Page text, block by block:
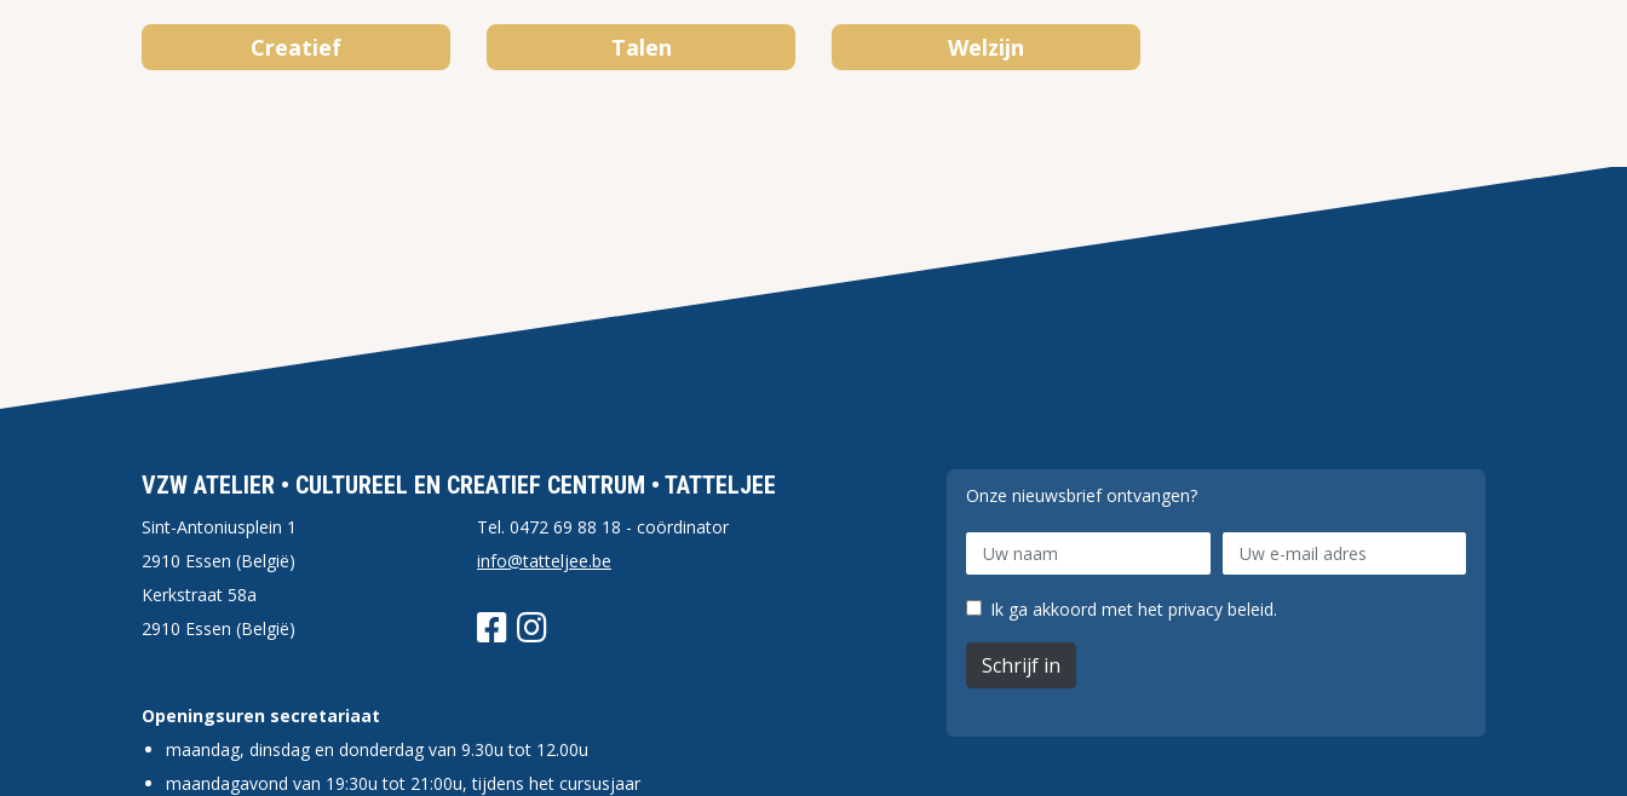
Creatief Talen Welzijn
VZW ATELIER • CULTUREEL EN CREATIEF CENTRUM • TATTELJEE
Sint-Antoniusplein 1
2910 Essen (België)
Kerkstraat 58a
2910 Essen (België)
Tel.0472 69 88 18 - coördinator
info@tatteljee.be
Openingsuren secretariaat
maandag, dinsdag en donderdag van 9.30u tot 12.00u
maandagavond van 19:30u tot 21:00u, tijdens het cursusjaar
Onze nieuwsbrief ontvangen?
Ik ga akkoord met het privacy beleid.
Schrijf in